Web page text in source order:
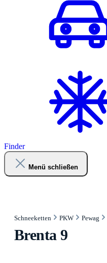
Finder
Menü schließen
Schneeketten PKW Pewag
Brenta 9